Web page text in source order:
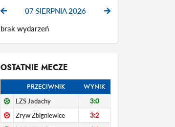
07 SIERPNIA 2026
brak wydarzeń
OSTATNIE MECZE
PRZECIWNIK WYNIK
LZS Jadachy
3:0
Zryw Zbigniewice
3:2